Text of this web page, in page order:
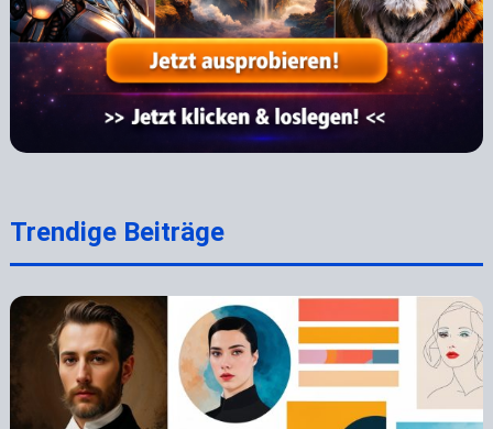
Trendige Beiträge